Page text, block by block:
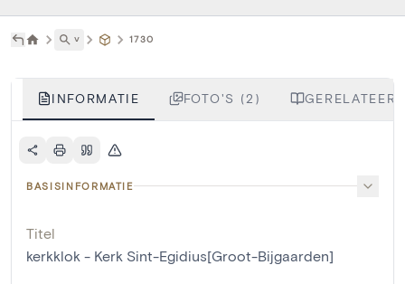
˅ 1730
INFORMATIE FOTO'S (2)
BASISINFORMATIE
Titel
kerkklok - Kerk Sint-Egidius[Groot-Bijgaarden]